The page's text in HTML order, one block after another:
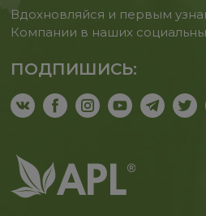
Вдохновляйся и первым
Компании в наших
ПОДПИШИСЬ: